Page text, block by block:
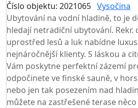
Číslo objektu: 2021065 Vysočina
Ubytování na vodní hladině, to je
hledají netradiční ubytování. Rekr.
uprostřed lesů a luk nabídne
nejnáročnější klienty. S láskou a
Vám poskytne perfektní zázemí
odpočinete ve finské sauně, v
nebo jen tak posezením nad
můžete na zastřešené terase